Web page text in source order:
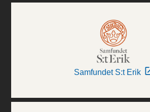
Samfundet S:t Erik